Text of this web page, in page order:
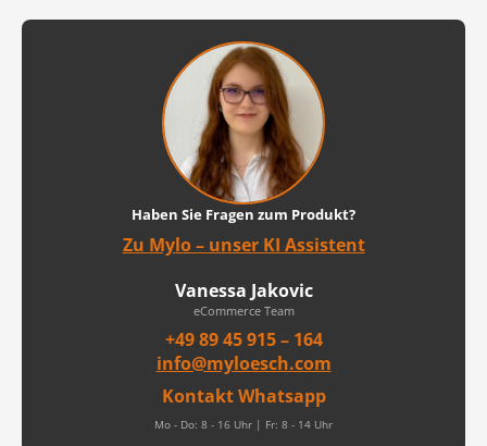
Haben Sie Fragen zum Produkt?
Zu Mylo – unser KI Assistent
Vanessa Jakovic
eCommerce Team
+49 89 45 915 – 164
info@myloesch.com
Kontakt Whatsapp
Mo - Do: 8 - 16 Uhr | Fr: 8 - 14 Uhr